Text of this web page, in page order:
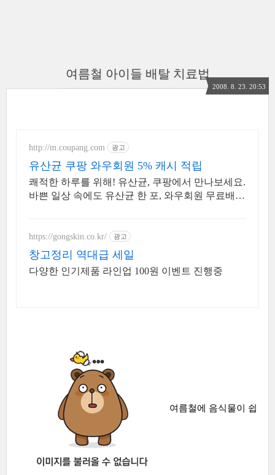
여름철 아이들 배탈 치료법
2008. 8. 23. 20:53
http://m.coupang.com 광고
유산균 쿠팡 와우회원 5% 캐시 적립
쾌적한 하루를 위해! 유산균, 쿠팡에서 만나보세요.
바쁜 일상 속에도 유산균 한 포, 와우회원 무료배송
https://gongskin.co.kr/ 광고
창고정리 역대급 세일
다양한 인기제품 라인업 100원 이벤트 진행중
여름철에 음식물이 쉽